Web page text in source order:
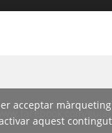
acceptar
aquest contingut